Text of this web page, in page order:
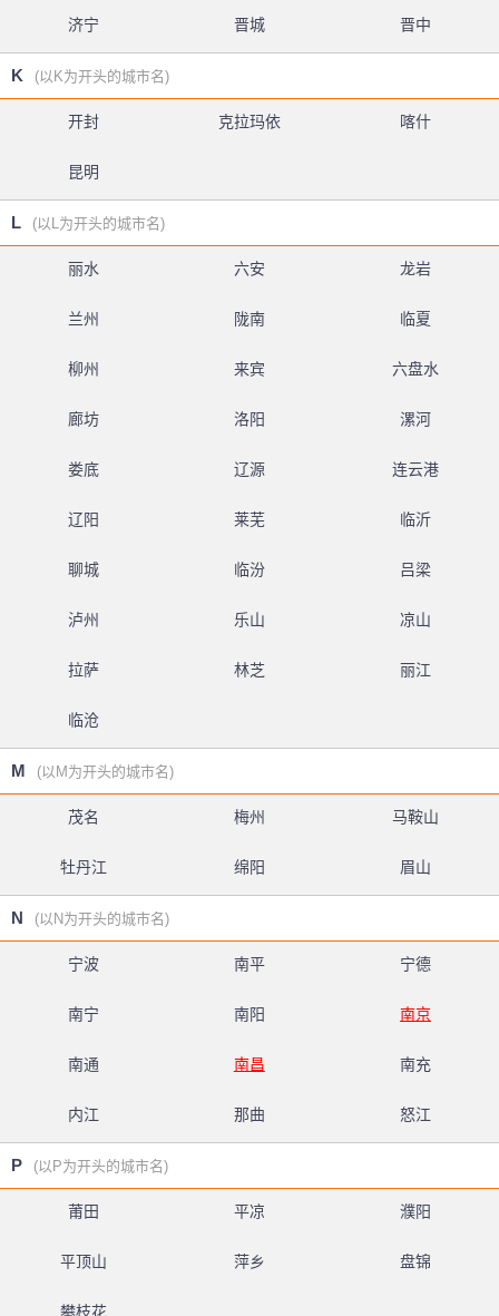
济宁 晋城 晋中
K (以K为开头的城市名)
开封 克拉玛依 喀什
昆明
L (以L为开头的城市名)
丽水 六安 龙岩
兰州 陇南 临夏
柳州 来宾 六盘水
廊坊 洛阳 漯河
娄底 辽源 连云港
辽阳 莱芜 临沂
聊城 临汾 吕梁
泸州 乐山 凉山
拉萨 林芝 丽江
临沧
M (以M为开头的城市名)
茂名 梅州 马鞍山
牡丹江 绵阳 眉山
N (以N为开头的城市名)
宁波 南平 宁德
南宁 南阳 南京
南通 南昌 南充
内江 那曲 怒江
P (以P为开头的城市名)
莆田 平凉 濮阳
平顶山 萍乡 盘锦
攀枝花